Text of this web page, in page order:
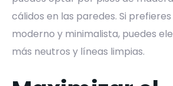
cálidos en las paredes. Si
moderno y minimalista, puedes
más neutros y líneas limpias.